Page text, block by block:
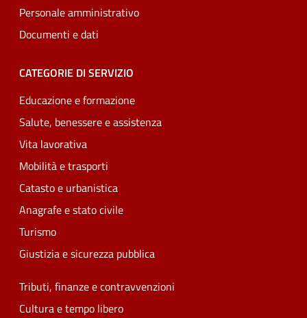
Personale amministrativo
Documenti e dati
CATEGORIE DI SERVIZIO
Educazione e formazione
Salute, benessere e assistenza
Vita lavorativa
Mobilità e trasporti
Catasto e urbanistica
Anagrafe e stato civile
Turismo
Giustizia e sicurezza pubblica
Tributi, finanze e contravvenzioni
Cultura e tempo libero